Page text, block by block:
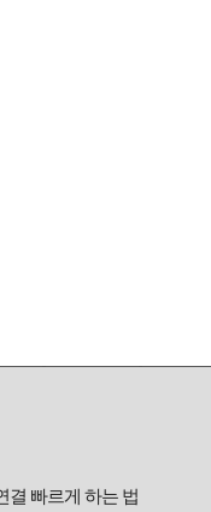
결 빠르게 하는 법